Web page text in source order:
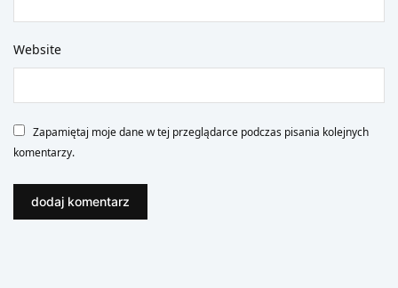
Website
Zapamiętaj moje dane w tej przeglądarce podczas pisania kolejnych
komentarzy.